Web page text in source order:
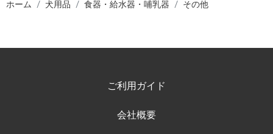
ホーム 犬用品 食器・給水器・哺乳器 その他
ご利用ガイド
会社概要